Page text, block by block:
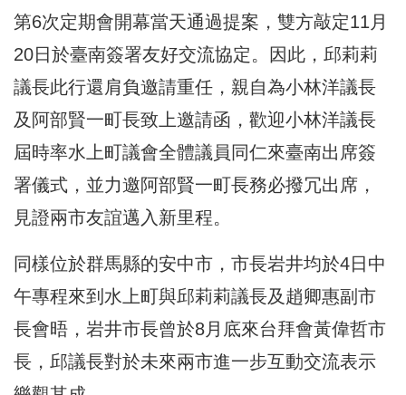
第6次定期會開幕當天通過提案，雙方敲定11月
20日於臺南簽署友好交流協定。因此，邱莉莉
議長此行還肩負邀請重任，親自為小林洋議長
及阿部賢一町長致上邀請函，歡迎小林洋議長
屆時率水上町議會全體議員同仁來臺南出席簽
署儀式，並力邀阿部賢一町長務必撥冗出席，
見證兩市友誼邁入新里程。
同樣位於群馬縣的安中市，市長岩井均於4日中
午專程來到水上町與邱莉莉議長及趙卿惠副市
長會晤，岩井市長曾於8月底來台拜會黃偉哲市
長，邱議長對於未來兩市進一步互動交流表示